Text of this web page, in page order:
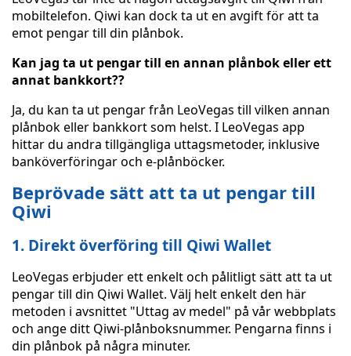
mobiltelefon. Qiwi kan dock ta ut en avgift för att ta
emot pengar till din plånbok.
Kan jag ta ut pengar till en annan plånbok eller ett
annat bankkort??
Ja, du kan ta ut pengar från LeoVegas till vilken annan
plånbok eller bankkort som helst. I LeoVegas app
hittar du andra tillgängliga uttagsmetoder, inklusive
banköverföringar och e-plånböcker.
Beprövade sätt att ta ut pengar till
Qiwi
1. Direkt överföring till Qiwi Wallet
LeoVegas erbjuder ett enkelt och pålitligt sätt att ta ut
pengar till din Qiwi Wallet. Välj helt enkelt den här
metoden i avsnittet "Uttag av medel" på vår webbplats
och ange ditt Qiwi-plånboksnummer. Pengarna finns i
din plånbok på några minuter.